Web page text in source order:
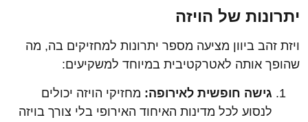
יתרונות של הויזה
ויזת זהב ביוון מציעה מספר יתרונות למחזיקים בה, מה
שהופך אותה לאטרקטיבית במיוחד למשקיעים:
גישה חופשית לאירופה: מחזיקי הויזה יכולים
לנסוע לכל מדינות האיחוד האירופי בלי צורך בויזה